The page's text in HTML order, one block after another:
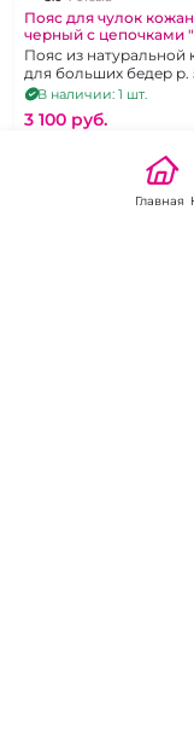
Пояс для чулок
черный с цепочками
Arsenal"
Пояс из натуральной
для больших бедер р.
В наличии: 1 шт.
3 100 pуб.
В корзину
Главная